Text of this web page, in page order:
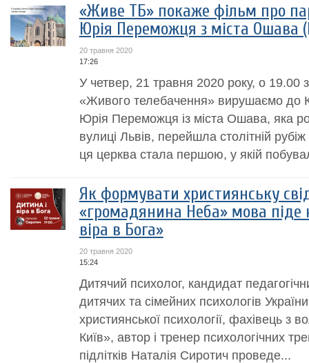
«Живе ТБ» покаже фільм про
Юрія Переможця з міста Ошава
20 травня 2020
17:26
У четвер, 21 травня 2020 року, о 19.00
«Живого телебачення» вирушаємо до
Юрія Переможця із міста Ошава, яка
вулиці Львів, перейшла столітній
ця церква стала першою, у якій
Як формувати християнську
«громадянина Неба» мова піде
віра в Бога»
20 травня 2020
15:24
Дитячий психолог, кандидат
дитячих та сімейних психологів
християнської психології, фахівець з
Київ», автор і тренер психологічних
підлітків Наталія Сиротич проведе...